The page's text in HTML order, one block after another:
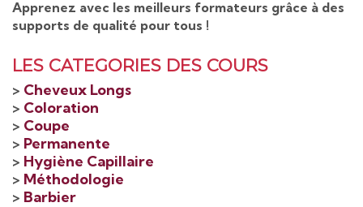
Apprenez avec les meilleurs formateurs grâce à des
supports de qualité pour tous !
LES CATEGORIES DES COURS
> Cheveux Longs
> Coloration
> Coupe
> Permanente
> Hygiène Capillaire
> Méthodologie
> Barbier